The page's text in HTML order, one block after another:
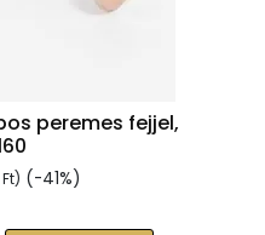
peremes fejjel,
Ft) (-41%)